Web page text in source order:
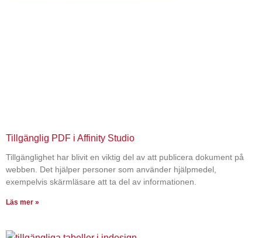
Tillgänglig PDF i Affinity Studio
Tillgänglighet har blivit en viktig del av att publicera dokument på
webben. Det hjälper personer som använder hjälpmedel,
exempelvis skärmläsare att ta del av informationen.
Läs mer »